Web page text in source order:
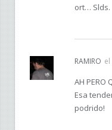
ort… Slds.
RAMIRO el
AH PERO
Esa
podrido!